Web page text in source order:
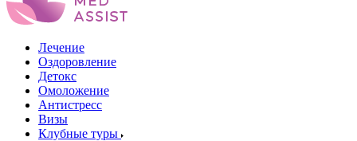
Лечение
Оздоровление
Детокс
Омоложение
Антистресс
Визы
Клубные туры